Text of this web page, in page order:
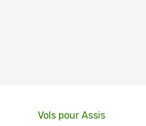
Vols pour Assis